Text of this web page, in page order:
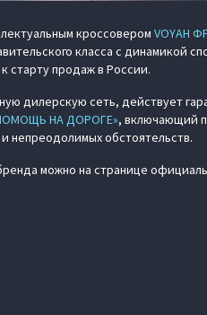
кроссовером VOYAH
класса с динамикой
старту продаж в России.
дилерскую сеть, действует
ПОМОЩЬ НА ДОРОГЕ», включающий
непреодолимых обстоятельств.
можно на странице